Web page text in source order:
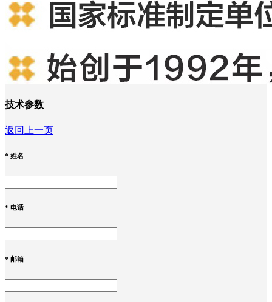
技术参数
返回上一页
* 姓名
* 电话
* 邮箱